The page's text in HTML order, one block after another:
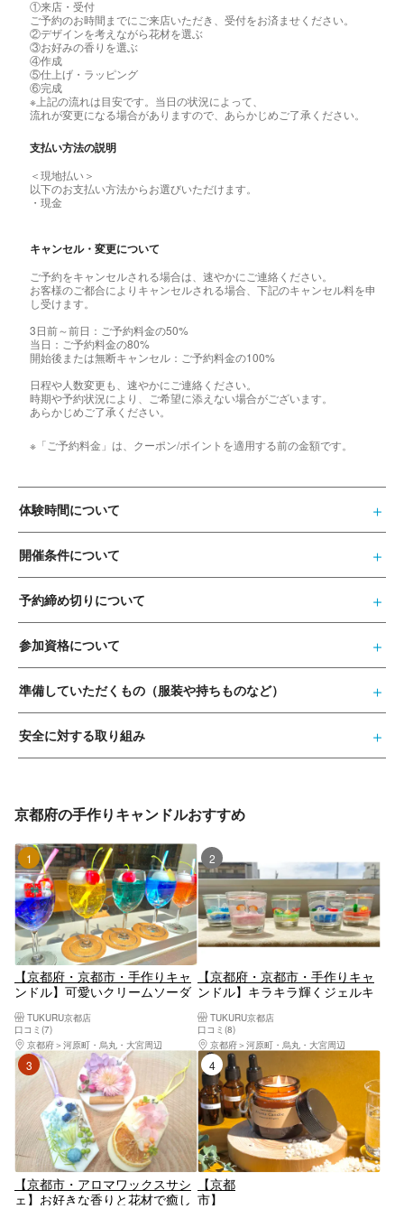
①来店・受付
ご予約のお時間までにご来店いただき、受付をお済ませください。
②デザインを考えながら花材を選ぶ
③お好みの香りを選ぶ
④作成
⑤仕上げ・ラッピング
⑥完成
※上記の流れは目安です。当日の状況によって、
流れが変更になる場合がありますので、あらかじめご了承ください。
支払い方法の説明
＜現地払い＞
以下のお支払い方法からお選びいただけます。
・現金
キャンセル・変更について
ご予約をキャンセルされる場合は、速やかにご連絡ください。
お客様のご都合によりキャンセルされる場合、下記のキャンセル料を申
し受けます。
3日前～前日：ご予約料金の50%
当日：ご予約料金の80%
開始後または無断キャンセル：ご予約料金の100%
日程や人数変更も、速やかにご連絡ください。
時期や予約状況により、ご希望に添えない場合がございます。
あらかじめご了承ください。
※「ご予約料金」は、クーポン/ポイントを適用する前の金額です。
体験時間について
開催条件について
予約締め切りについて
参加資格について
準備していただくもの（服装や持ちものなど）
安全に対する取り組み
京都府の手作りキャンドルおすすめ
1位
【京都府・京都市・手作りキャ
ンドル】可愛いクリームソーダ
TUKURU京都店
口コミ(7)
京都府
河原町・烏丸・大宮周辺
2位
【京都府・京都市・手作りキャ
ンドル】キラキラ輝くジェルキ
TUKURU京都店
口コミ(8)
京都府
河原町・烏丸・大宮周辺
3位
【京都市・アロマワックスサシ
ェ】お好きな香りと花材で癒し
4位
【京都
市】